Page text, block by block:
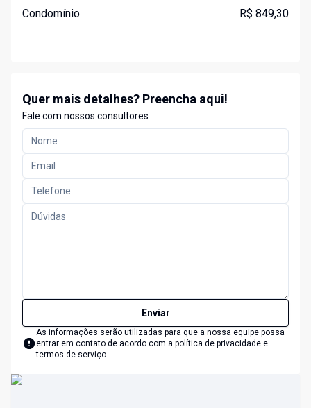
Condomínio R$ 849,30
Quer mais detalhes? Preencha aqui!
Fale com nossos consultores
Enviar
As informações serão utilizadas para que a nossa equipe possa
entrar em contato de acordo com a política de privacidade e
termos de serviço